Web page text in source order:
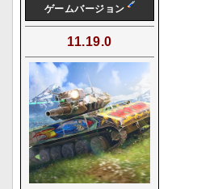
ゲームバージョン
11.19.0